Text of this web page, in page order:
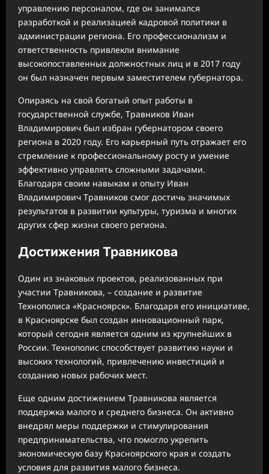
управлению персоналом, где он занимался
разработкой и реализацией кадровой политики в
администрации региона. Его профессионализм и
ответственность привлекли внимание
высокопоставленных должностных лиц и в 2017 году
он был назначен первым заместителем губернатора.
Опираясь на свой богатый опыт работы в
государственной службе, Травников Иван
Владимирович был избран губернатором своего
региона в 2020 году. Его карьерный путь отражает его
стремление к профессиональному росту и умение
эффективно управлять сложными задачами.
Благодаря своим навыкам и опыту Иван
Владимирович Травников смог достичь значимых
результатов в развитии культуры, туризма и многих
других сфер жизни своего региона.
Достижения Травникова
Один из знаковых проектов, реализованных при
участии Травникова, – создание и развитие
Технополиса «Красноярск». Благодаря его инициативе,
в Красноярске был создан инновационный парк,
который сегодня является одним из крупнейших в
России. Технополис способствует развитию науки и
высоких технологий, привлечению инвестиций и
созданию новых рабочих мест.
Еще одним достижением Травникова является
поддержка малого и среднего бизнеса. Он активно
внедрял меры поддержки и стимулирования
предпринимательства, что помогло укрепить
экономическую базу Красноярского края и создать
условия для развития малого бизнеса.